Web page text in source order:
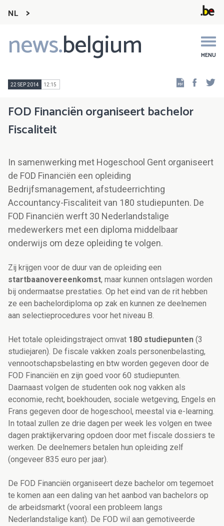
NL
news.belgium MENU
Main
navigation
22 SEP 2014 12:15
FOD Financiën organiseert bachelor
Fiscaliteit
In samenwerking met Hogeschool Gent organiseert
de FOD Financiën een opleiding
Bedrijfsmanagement, afstudeerrichting
Accountancy-Fiscaliteit van 180 studiepunten. De
FOD Financiën werft 30 Nederlandstalige
medewerkers met een diploma middelbaar
onderwijs om deze opleiding te volgen.
Zij krijgen voor de duur van de opleiding een
startbaanovereenkomst, maar kunnen ontslagen worden
bij ondermaatse prestaties. Op het eind van de rit hebben
ze een bachelordiploma op zak en kunnen ze deelnemen
aan selectieprocedures voor het niveau B.
Het totale opleidingstraject omvat 180 studiepunten (3
studiejaren). De fiscale vakken zoals personenbelasting,
vennootschapsbelasting en btw worden gegeven door de
FOD Financiën en zijn goed voor 60 studiepunten.
Daarnaast volgen de studenten ook nog vakken als
economie, recht, boekhouden, sociale wetgeving, Engels en
Frans gegeven door de hogeschool, meestal via e-learning.
In totaal zullen ze drie dagen per week les volgen en twee
dagen praktijkervaring opdoen door met fiscale dossiers te
werken. De deelnemers betalen hun opleiding zelf
(ongeveer 835 euro per jaar).
De FOD Financiën organiseert deze bachelor om tegemoet
te komen aan een daling van het aanbod van bachelors op
de arbeidsmarkt (vooral een probleem langs
Nederlandstalige kant). De FOD wil aan gemotiveerde